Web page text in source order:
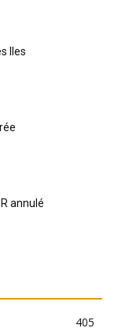
Iles
annulé
405